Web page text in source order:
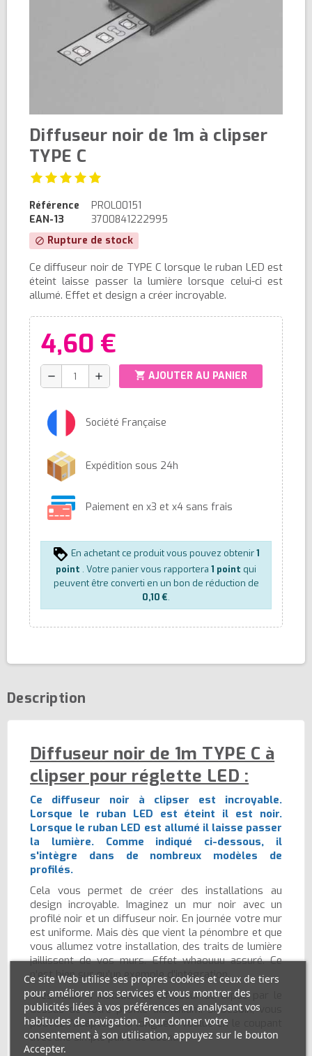
Diffuseur noir de 1m à clipser
TYPE C
Référence
PROL00151
EAN-13
3700841222995
block Rupture de stock
Ce diffuseur noir de TYPE C lorsque le ruban LED est
éteint laisse passer la lumière lorsque celui-ci est
allumé. Effet et design a créer incroyable.
4,60 €
remove add shopping_cart AJOUTER AU PANIER
Société Française
Expédition sous 24h
Paiement en x3 et x4 sans frais
En achetant ce produit vous pouvez obtenir1
point . Votre panier vous rapportera 1 point qui
peuvent être converti en un bon de réduction de
0,10 €.
Description
Diffuseur noir de 1m TYPE C à
clipser pour réglette LED :
Ce diffuseur noir à clipser est incroyable.
Lorsque le ruban LED est éteint il est noir.
Lorsque le ruban LED est allumé il laisse passer
la lumière. Comme indiqué ci-dessous, il
s'intègre dans de nombreux modèles de
profilés.
Cela vous permet de créer des installations au
design incroyable. Imaginez un mur noir avec un
profilé noir et un diffuseur noir. En journée votre mur
est uniforme. Mais dès que vient la pénombre et que
vous allumez votre installation, des traits de lumière
jaillissent de vos murs. Effet whaouuu assuré. Ce
n'est bien sur qu'un exemple d'intégration.
Très facile à installer, ce diffuseur se clipse par le
dessus de votre profilé aluminium. Si besoin, vous
pouvez l'adapter à la longueur voulue en le coupant
avec une simple paire de ciseaux.
Ce site Web utilise ses propres cookies et ceux de tiers
pour améliorer nos services et vous montrer des
publicités liées à vos préférences en analysant vos
habitudes de navigation. Pour donner votre
consentement à son utilisation, appuyez sur le bouton
Accepter.